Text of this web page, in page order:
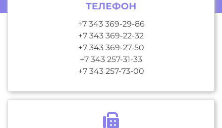
ТЕЛЕФОН
+7 343 369-29-86
+7 343 369-22-32
+7 343 369-27-50
+7 343 257-31-33
+7 343 257-73-00